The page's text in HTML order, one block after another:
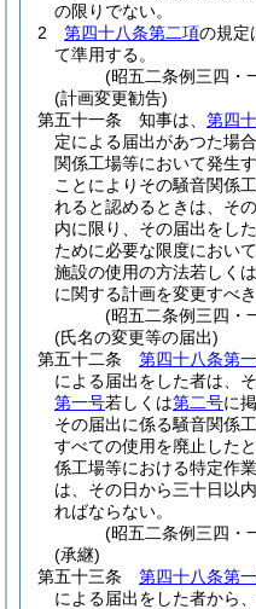
の限りでない。
2
第四十八条第二項の規定
て準用する。
(昭五二条例三四・
(計画変更勧告)
第五十一条
知事は、 第四
定による届出があつた場
関係工場等において発生
ことによりその騒音関係
れると認めるときは、そ
内に限り、その届出をし
ために必要な限度におい
施設の使用の方法若しく
に関する計画を変更すべ
(昭五二条例三四・
(氏名の変更等の届出)
第五十二条
第四十八条第
による届出をした者は、
第一号若しくは第二号に
その届出に係る騒音関係
すべての使用を廃止した
係工場等における特定作
は、その日から三十日以
ればならない。
(昭五二条例三四・
(承継)
第五十三条
第四十八条第
による届出をした者から